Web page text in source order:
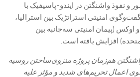
و نفوذ واشنگتن در ایندو-پاسیفیک با
امنیتی استراتژیک بین استرالیا،
و اوکس (پیمان امنیتی سه‌جانبه بین
متحده) افزایش یافته است.
هم‌زمان پروژه منزوی‌ساختن روسیه
اعمال تحریم‌های شدید و مؤثر علیه